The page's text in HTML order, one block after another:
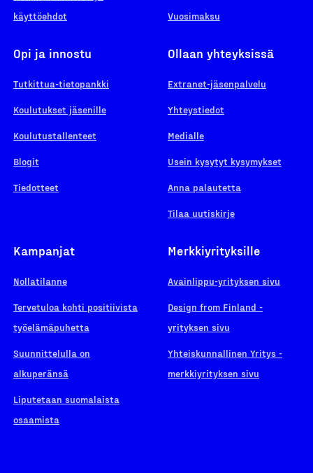
käyttöehdot
Vuosimaksu
Opi ja innostu
Tutkittua-tietopankki
Koulutukset jäsenille
Koulutustallenteet
Blogit
Tiedotteet
Ollaan yhteyksissä
Extranet-jäsenpalvelu
Yhteystiedot
Medialle
Usein kysytyt kysymykset
Anna palautetta
Tilaa uutiskirje
Kampanjat
Nollatilanne
Tervetuloa kohti positiivista
työelämäpuhetta
Suunnittelulla on
alkuperänsä
Liputetaan suomalaista
osaamista
Merkkiyrityksille
Avainlippu-yrityksen sivu
Design from Finland -
yrityksen sivu
Yhteiskunnallinen Yritys -
merkkiyrityksen sivu